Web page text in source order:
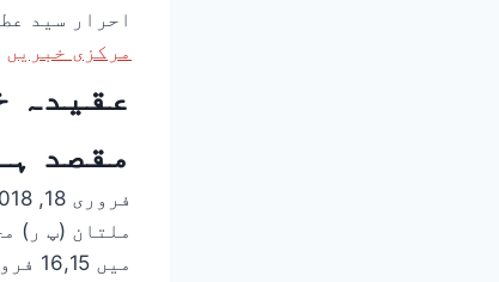
احرار سید
مرکزی خبریں
عقیدہ
مقصد
فروری 18, 2018
ملتان (پ ر)